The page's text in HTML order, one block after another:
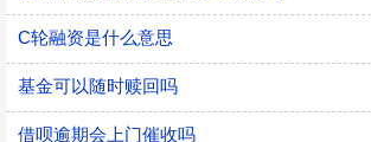
C轮融资是什么意思
基金可以随时赎回吗
借呗逾期会上门催收吗